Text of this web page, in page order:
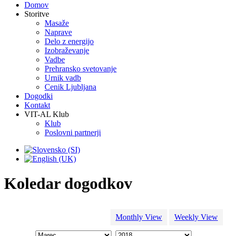
Domov
Storitve
Masaže
Naprave
Delo z energijo
Izobraževanje
Vadbe
Prehransko svetovanje
Urnik vadb
Cenik Ljubljana
Dogodki
Kontakt
VIT-AL Klub
Klub
Poslovni partnerji
Koledar dogodkov
Monthly View Weekly View